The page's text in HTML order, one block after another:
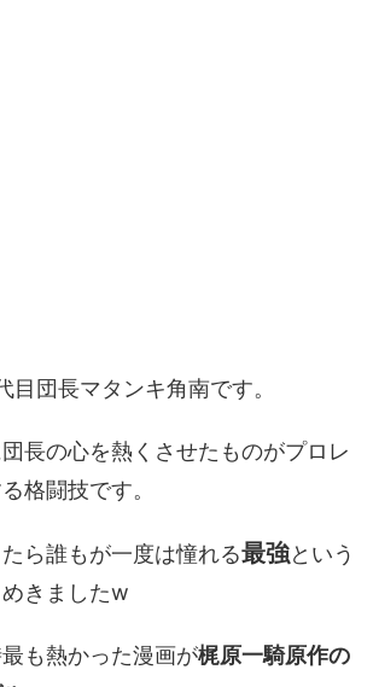
目団長マタンキ角南です。
長の心を熱くさせたものがプロレ
格闘技です。
ら誰もが一度は憧れる最強という
きましたw
も熱かった漫画が梶原一騎原作の